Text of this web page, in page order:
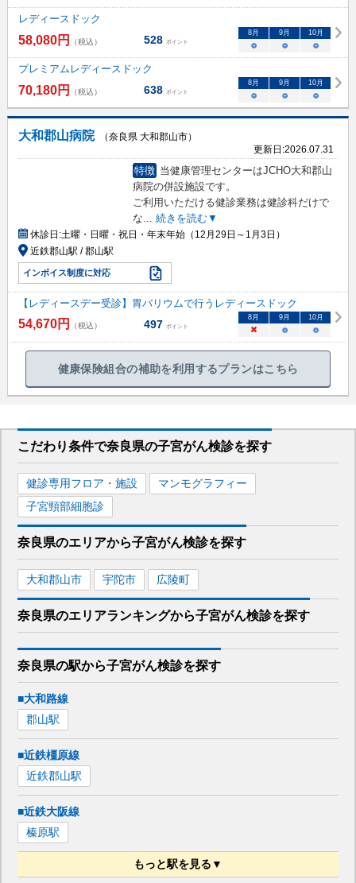
レディースドック
58,080円 （税込） 528 ポイント
8月 9月 10月
○ ○ ○
プレミアムレディースドック
70,180円 （税込） 638 ポイント
8月 9月 10月
○ ○ ○
大和郡山病院
（奈良県 大和郡山市）
更新日:2026.07.31
特徴 当健康管理センターはJCHO大和郡山
病院の併設施設です。
ご利用いただける健診業務は健診科だけで
な
続きを読む▼
休診日:土曜・日曜・祝日・年末年始（12月29日～1月3日）
近鉄郡山駅 / 郡山駅
インボイス制度に対応
【レディースデー受診】胃バリウムで行うレディースドック
54,670円 （税込） 497 ポイント
8 月 9 月 10月
× ○ ○
健康保険組合の補助を利用するプランはこちら
こだわり条件で奈良県の子宮がん検診を探す
健診専用フロア・施設
マンモグラフィー
子宮頸部細胞診
奈良県のエリアから子宮がん検診を探す
大和郡山市 宇陀市 広陵町
奈良県のエリアランキングから子宮がん検診を探す
奈良県の駅から子宮がん検診を探す
■大和路線
郡山駅
■近鉄橿原線
近鉄郡山駅
■近鉄大阪線
榛原駅
もっと駅を見る▼